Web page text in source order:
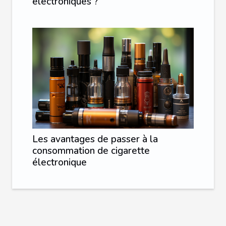
Les avantages de passer à la
consommation de cigarette
électronique